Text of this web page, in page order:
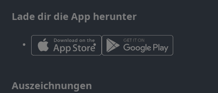
Lade dir die App herunter
Auszeichnungen